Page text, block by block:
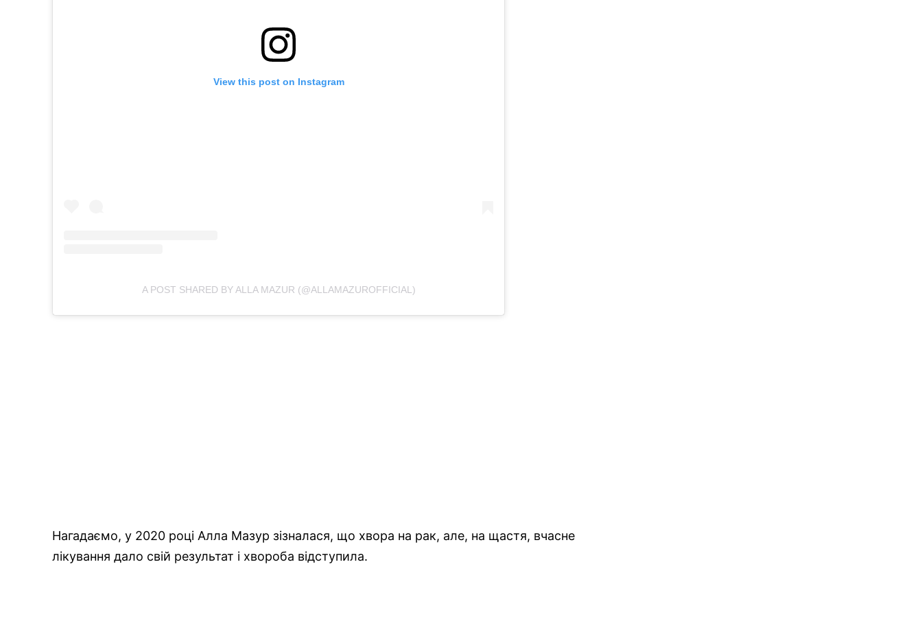
View this post on Instagram
A POST SHARED BY ALLA MAZUR (@ALLAMAZUROFFICIAL)
Нагадаємо, у 2020 році Алла Мазур зізналася, що хвора на рак, але, на щастя, вчасне
лікування дало свій результат і хвороба відступила.